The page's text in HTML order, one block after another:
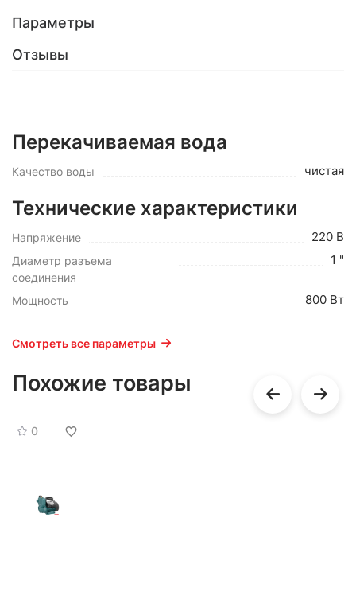
Параметры
Отзывы
Перекачиваемая вода
Качество воды чистая
Технические характеристики
Напряжение 220 В
Диаметр разъема
соединения
1 "
Мощность 800 Вт
Смотреть все параметры
Похожие товары
0